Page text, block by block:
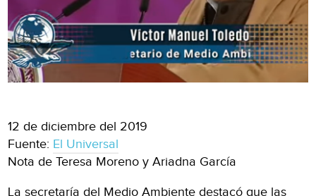
12 de diciembre del 2019
Fuente: El Universal
Nota de Teresa Moreno y Ariadna García
La secretaría del Medio Ambiente destacó que las